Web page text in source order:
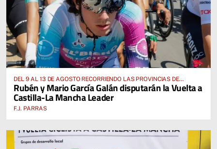
DEL 9 AL 13 DE AGOSTO RECORRIENDO LAS PROVINCIAS DE
CUENCA, ALBACETE, TOLEDO Y CIUDAD REAL
Rubén y Mario García Galán disputarán la Vuelta a
Castilla-La Mancha Leader
F.J. PARRAS